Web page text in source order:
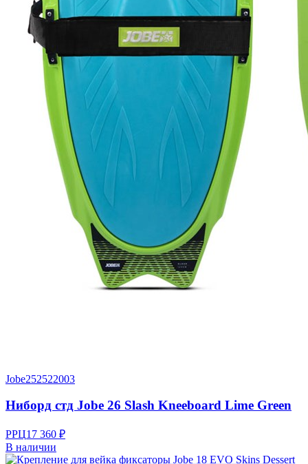
Jobe252522003
Ниборд стд Jobe 26 Slash Kneeboard Lime Green
РРЦ17 360 ₽
В наличии